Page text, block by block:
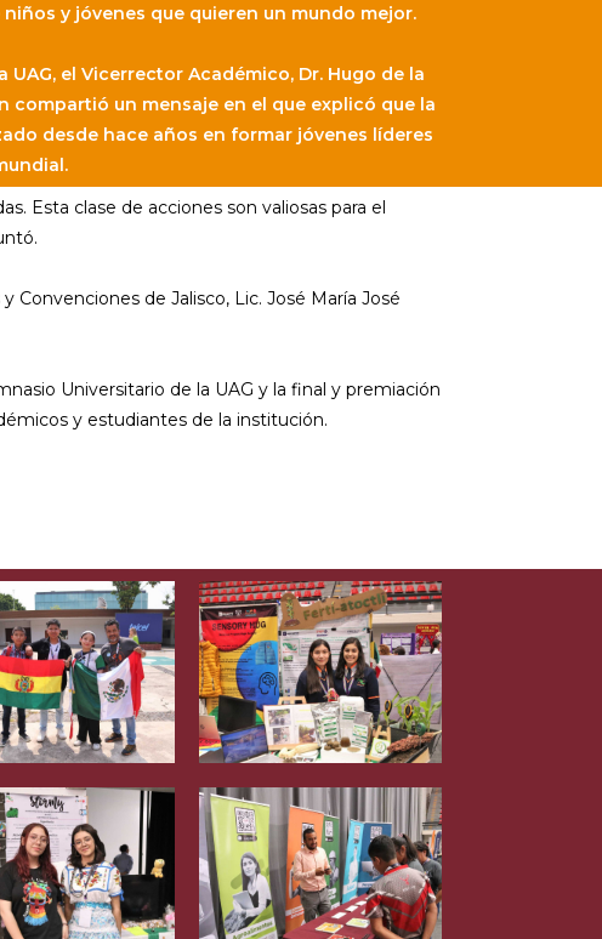
y jóvenes que quieren un mundo mejor.
UAG, el Vicerrector Académico, Dr. Hugo de la
compartió un mensaje en el que explicó que la
desde hace años en formar jóvenes líderes
Esta clase de acciones son valiosas para el
de Jalisco, Lic. José María José
Universitario de la UAG y la final y premiación
y estudiantes de la institución.